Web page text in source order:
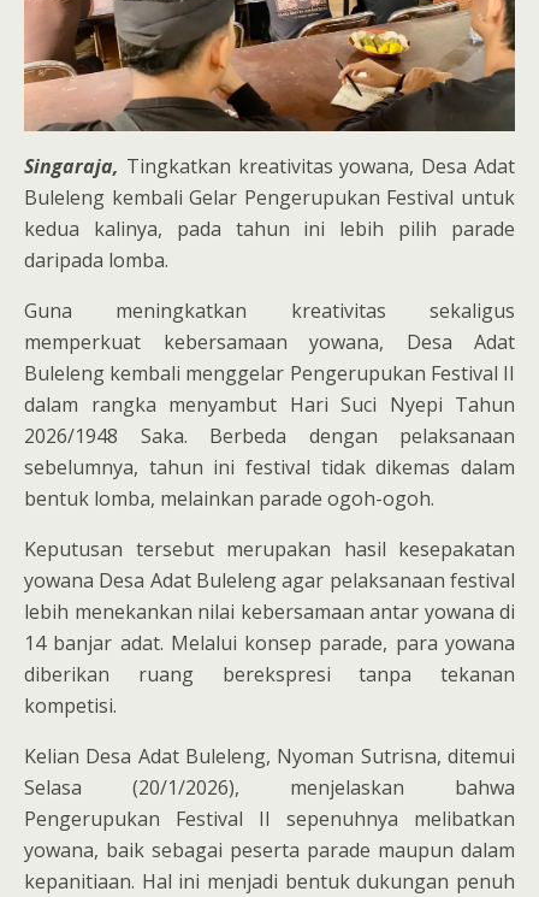
Singaraja, Tingkatkan kreativitas yowana, Desa Adat
Buleleng kembali Gelar Pengerupukan Festival untuk
kedua kalinya, pada tahun ini lebih pilih parade
daripada lomba.
Guna meningkatkan kreativitas sekaligus
memperkuat kebersamaan yowana, Desa Adat
Buleleng kembali menggelar Pengerupukan Festival II
dalam rangka menyambut Hari Suci Nyepi Tahun
2026/1948 Saka. Berbeda dengan pelaksanaan
sebelumnya, tahun ini festival tidak dikemas dalam
bentuk lomba, melainkan parade ogoh-ogoh.
Keputusan tersebut merupakan hasil kesepakatan
yowana Desa Adat Buleleng agar pelaksanaan festival
lebih menekankan nilai kebersamaan antar yowana di
14 banjar adat. Melalui konsep parade, para yowana
diberikan ruang berekspresi tanpa tekanan
kompetisi.
Kelian Desa Adat Buleleng, Nyoman Sutrisna, ditemui
Selasa (20/1/2026), menjelaskan bahwa
Pengerupukan Festival II sepenuhnya melibatkan
yowana, baik sebagai peserta parade maupun dalam
kepanitiaan. Hal ini menjadi bentuk dukungan penuh